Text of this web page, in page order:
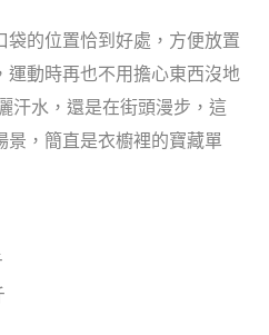
的位置恰到好處，方便放置
動時再也不用擔心東西沒地
汗水，還是在街頭漫步，這
，簡直是衣櫥裡的寶藏單